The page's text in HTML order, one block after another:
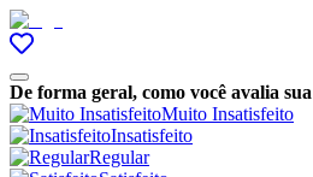
De forma geral, como você avalia
Muito Insatisfeito
Insatisfeito
Regular